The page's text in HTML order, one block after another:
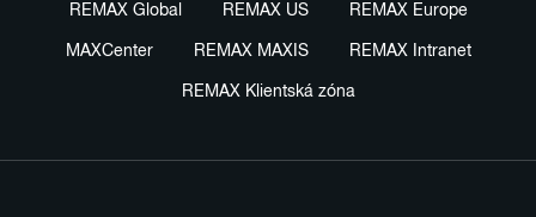
REMAX Global REMAX US REMAX Europe
MAXCenter REMAX MAXIS REMAX Intranet
REMAX Klientská zóna